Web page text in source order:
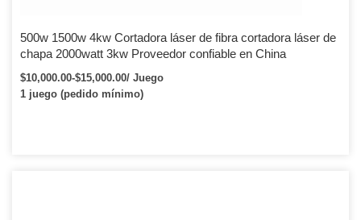
500w 1500w 4kw Cortadora láser de fibra cortadora láser de
chapa 2000watt 3kw Proveedor confiable en China
$10,000.00-$15,000.00/ Juego
1 juego (pedido mínimo)